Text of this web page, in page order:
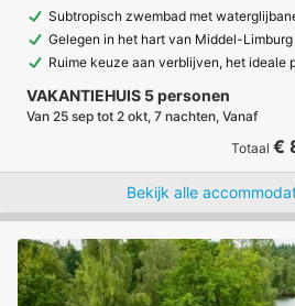
Subtropisch zwembad met
Gelegen in het hart van Middel-
Ruime keuze aan verblijven, het ideale
VAKANTIEHUIS 5 personen
Van 25 sep tot 2 okt, 7 nachten, Vanaf
Totaal €
Bekijk alle